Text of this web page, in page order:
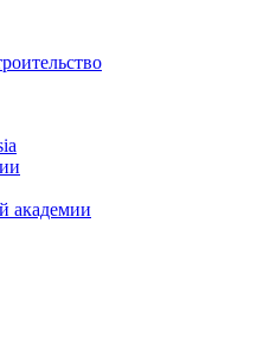
академии